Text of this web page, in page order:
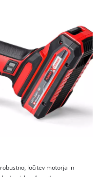
ločitev motorja in